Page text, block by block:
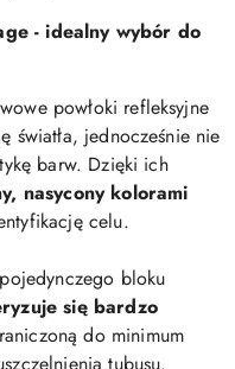
- idealny wybór do
powłoki refleksyjne
światła, jednocześnie nie
barw. Dzięki ich
nasycony kolorami
celu.
bloku
się bardzo
do minimum